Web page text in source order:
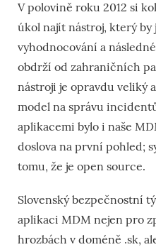
V polovině roku 2012 si
úkol najít nástroj, který
vyhodnocování a
obdrží od zahraničních
nástroji je opravdu veliký
model na správu
aplikacemi bylo i naše
doslova na první pohled;
tomu, že je open source.
Slovenský bezpečnostní
aplikaci MDM nejen pro
hrozbách v doméně .sk,